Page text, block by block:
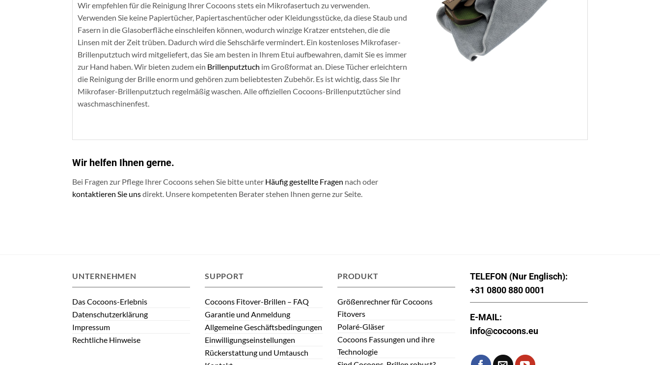
Wir empfehlen für die Reinigung Ihrer Cocoons stets ein Mikrofasertuch zu verwenden.
Verwenden Sie keine Papiertücher, Papiertaschentücher oder Kleidungsstücke, da diese Staub und
Fasern in die Glasoberfläche einschleifen können, wodurch winzige Kratzer entstehen, die die
Linsen mit der Zeit trüben. Dadurch wird die Sehschärfe vermindert. Ein kostenloses Mikrofaser-
Brillenputztuch wird mitgeliefert, das Sie am besten in Ihrem Etui aufbewahren, damit Sie es immer
zur Hand haben. Wir bieten zudem ein Brillenputztuch im Großformat an. Diese Tücher erleichtern
die Reinigung der Brille enorm und gehören zum beliebtesten Zubehör. Es ist wichtig, dass Sie Ihr
Mikrofaser-Brillenputztuch regelmäßig waschen. Alle offiziellen Cocoons-Brillenputztücher sind
waschmaschinenfest.
Wir helfen Ihnen gerne.
Bei Fragen zur Pflege Ihrer Cocoons sehen Sie bitte unter Häufig gestellte Fragen nach oder
kontaktieren Sie unsdirekt. Unsere kompetenten Berater stehen Ihnen gerne zur Seite.
UNTERNEHMEN
Das Cocoons-Erlebnis
Datenschutzerklärung
Impressum
Rechtliche Hinweise
SUPPORT
Cocoons Fitover-Brillen – FAQ
Garantie und Anmeldung
Allgemeine Geschäftsbedingungen
Einwilligungseinstellungen
Rückerstattung und Umtausch
PRODUKT
Größenrechner für Cocoons
Fitovers
Polaré-Gläser
Cocoons Fassungen und ihre
Technologie
TELEFON (Nur Englisch):
+31 0800 880 0001
E-MAIL:
info@cocoons.eu